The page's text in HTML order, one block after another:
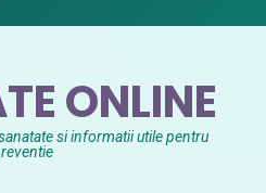
ONLINE
si informatii utile pentru